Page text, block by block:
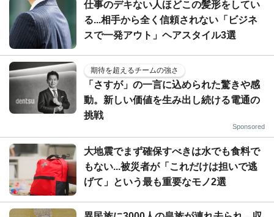
仕事のデキない人ほどこの髪形をしてい
る...相手から全く信頼されない「ビジネ
スで一発アウト」ヘアスタイル3選
期待を超えるチームの強さ
「さすが」の一言に込められた驚きや感
動。新しい価値を生み出し続ける電通の
挑戦
Sponsored
大地震でまず確保すべきは水でも食料で
もない...被災者が「これだけは担いで逃
げて」という最も重要なモノ2選